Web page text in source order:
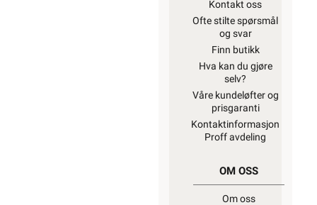
Kontakt oss
Ofte stilte spørsmål
og svar
Finn butikk
Hva kan du gjøre
selv?
Våre kundeløfter og
prisgaranti
Kontaktinformasjon
Proff avdeling
OM OSS
Om oss